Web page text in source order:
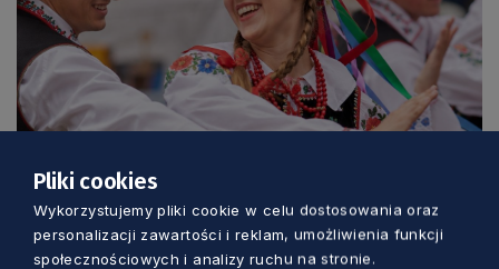
KULTURA
Tradycyjna muzyka i barwne tańce. W
Pliki cookies
Wykorzystujemy pliki cookie w celu dostosowania oraz
personalizacji zawartości i reklam, umożliwienia funkcji
społecznościowych i analizy ruchu na stronie.